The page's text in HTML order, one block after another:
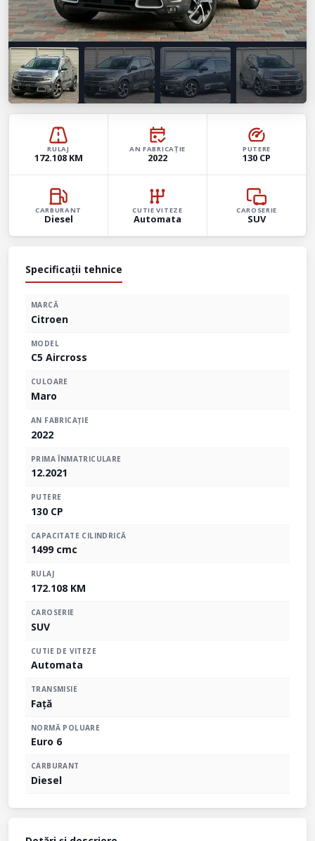
RULAJ
172.108 KM
AN FABRICAȚIE
2022
PUTERE
130 CP
CARBURANT
Diesel
CUTIE VITEZE
Automata
CAROSERIE
SUV
Specificații tehnice
MARCĂ
Citroen
MODEL
C5 Aircross
CULOARE
Maro
AN FABRICAȚIE
2022
PRIMA ÎNMATRICULARE
12.2021
PUTERE
130 CP
CAPACITATE CILINDRICĂ
1499 cmc
RULAJ
172.108 KM
CAROSERIE
SUV
CUTIE DE VITEZE
Automata
TRANSMISIE
Față
NORMĂ POLUARE
Euro 6
CARBURANT
Diesel